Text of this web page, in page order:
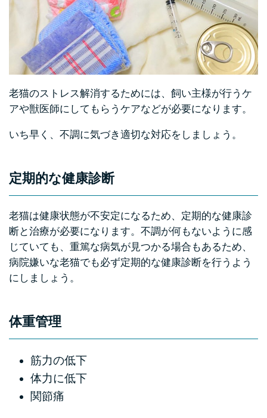
老猫のストレス解消するためには、飼い主様が行うケ
アや獣医師にしてもらうケアなどが必要になります。
いち早く、不調に気づき適切な対応をしましょう。
定期的な健康診断
老猫は健康状態が不安定になるため、定期的な健康診
断と治療が必要になります。不調が何もないように感
じていても、重篤な病気が見つかる場合もあるため、
病院嫌いな老猫でも必ず定期的な健康診断を行うよう
にしましょう。
体重管理
筋力の低下
体力に低下
関節痛